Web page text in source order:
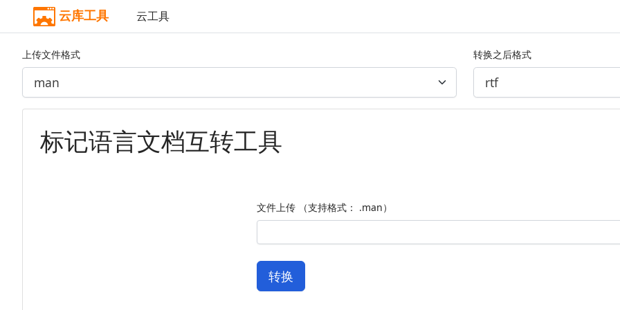
云库工具 云工具
上传文件格式 转换之后格式
标记语言文档互转工具
文件上传 （支持格式： .man）
转换